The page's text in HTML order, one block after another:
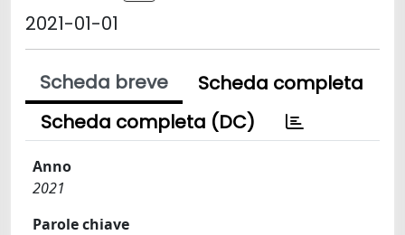
2021-01-01
Scheda breve
Scheda completa
Scheda completa (DC)
Anno
2021
Parole chiave